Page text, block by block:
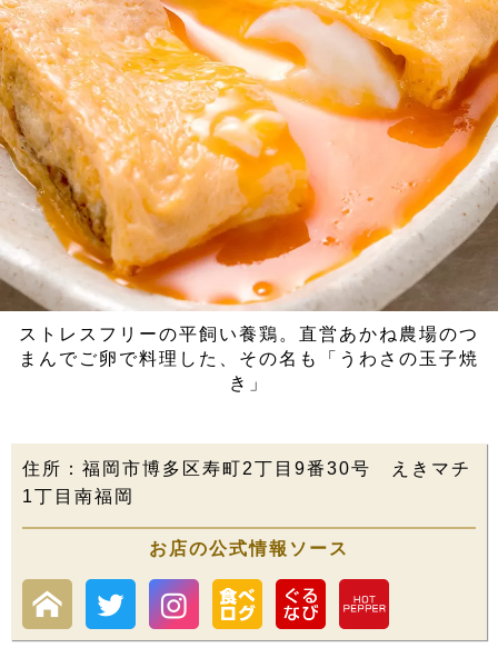
ストレスフリーの平飼い養鶏。直営あかね農場のつ
まんでご卵で料理した、その名も「うわさの玉子焼
き」
住所：福岡市博多区寿町2丁目9番30号 えきマチ
1丁目南福岡
お店の公式情報ソース